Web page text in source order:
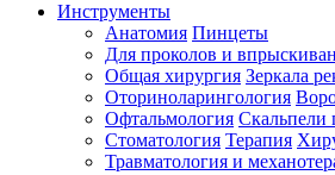
Инструменты
Анатомия Пинцеты
Для проколов и
Общая хирургия Зеркала
Оториноларингология
Офтальмология Скальпели
Стоматология Терапия
Травматология и